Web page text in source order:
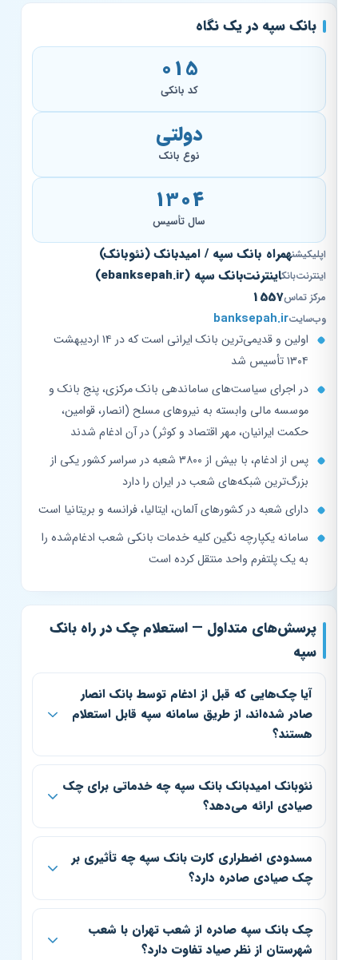
بانک سپه در یک نگاه
015
کد بانکی
دولتی
نوع بانک
۱۳۰۴
سال تأسیس
اپلیکیشنهمراه بانک سپه / امیدبانک (نئوبانک)
اینترنت‌بانکاینترنت‌بانک سپه (ebanksepah.ir)
مرکز تماس1557
وب‌سایتbanksepah.ir
اولین و قدیمی‌ترین بانک ایرانی است که در ۱۴ اردیبهشت
در اجرای سیاست‌های ساماندهی بانک مرکزی، پنج بانک و
موسسه مالی وابسته به نیروهای مسلح (انصار، قوامین،
حکمت ایرانیان، مهر اقتصاد و کوثر) در آن ادغام شدند
پس از ادغام، با بیش از ۳۸۰۰ شعبه در سراسر کشور یکی از
بزرگ‌ترین شبکه‌های شعب در ایران را دارد
دارای شعبه در کشورهای آلمان، ایتالیا، فرانسه و بریتانیا است
سامانه یکپارچه نگین کلیه خدمات بانکی شعب ادغام‌شده را
به یک پلتفرم واحد منتقل کرده است
پرسش‌های متداول — استعلام چک در راه بانک
سپه
آیا چک‌هایی که قبل از ادغام توسط بانک انصار
صادر شده‌اند، از طریق سامانه سپه قابل استعلام
هستند؟
نئوبانک امیدبانک بانک سپه چه خدماتی برای چک
صیادی ارائه می‌دهد؟
مسدودی اضطراری کارت بانک سپه چه تأثیری بر
چک صیادی صادره دارد؟
چک بانک سپه صادره از شعب تهران با شعب
شهرستان از نظر صیاد تفاوت دارد؟